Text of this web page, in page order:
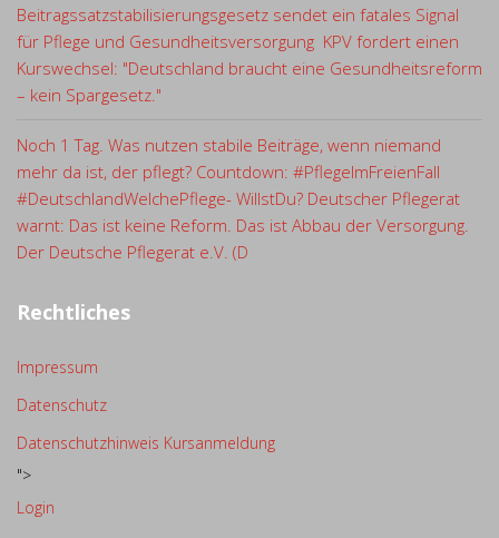
Beitragssatzstabilisierungsgesetz sendet ein fatales Signal
für Pflege und Gesundheitsversorgung KPV fordert einen
Kurswechsel: "Deutschland braucht eine Gesundheitsreform
– kein Spargesetz."
Noch 1 Tag. Was nutzen stabile Beiträge, wenn niemand
mehr da ist, der pflegt? Countdown: #PflegeImFreienFall
#DeutschlandWelchePflege- WillstDu? Deutscher Pflegerat
warnt: Das ist keine Reform. Das ist Abbau der Versorgung.
Der Deutsche Pflegerat e.V. (D
Rechtliches
Impressum
Datenschutz
Datenschutzhinweis Kursanmeldung
">
Login